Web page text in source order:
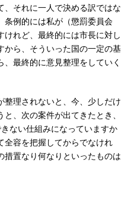
それに一人で決める訳ではな
条例的には私が（懲罰委員会
れど、最終的には市長に対し
ら、そういった国の一定の基
最終的に意見整理をしていく
理されないと、今、少しだけ
、次の案件が出てきたとき、
ない仕組みになっていますか
全容を把握してからでなけれ
置なり何なりといったものは